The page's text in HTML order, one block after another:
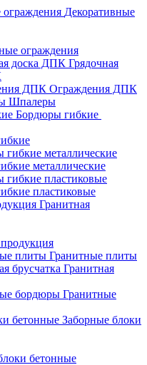
Декоративные
ограждения
Грядочная
Ограждения ДПК
Шпалеры
Бордюры гибкие
металлические
пластиковые
Гранитная
Гранитные плиты
Гранитная
Гранитные
Заборные блоки
бетонные